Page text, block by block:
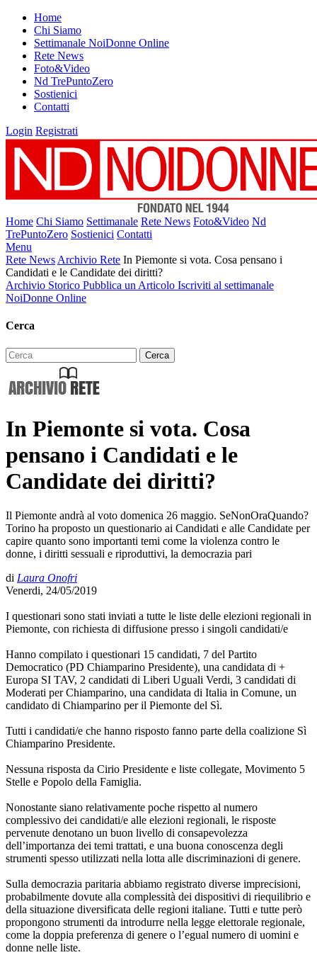
Home
Chi Siamo
Settimanale NoiDonne Online
Rete News
Foto&Video
Nd TrePuntoZero
Sostienici
Contatti
Login Registrati
Home Chi Siamo Settimanale Rete News Foto&Video Nd
TrePuntoZero Sostienici Contatti
Menu
Rete News Archivio Rete In Piemonte si vota. Cosa pensano i
Candidati e le Candidate dei diritti?
Archivio Storico Pubblica un Articolo Iscriviti al settimanale
NoiDonne Online
Cerca
In Piemonte si vota. Cosa
pensano i Candidati e le
Candidate dei diritti?
Il Piemonte andrà al voto domenica 26 maggio. SeNonOraQuando?
Torino ha proposto un questionario ai Candidati e alle Candidate per
capire quanto sono importanti temi come la violenza contro le
donne, i diritti sessuali e riproduttivi, la democrazia pari
di Laura Onofri
Venerdi, 24/05/2019
I questionari sono stati inviati a tutte le liste delle elezioni regionali in
Piemonte, con richiesta di diffusione presso i singoli candidati/e
Hanno compilato i questionari 15 candidati, 7 del Partito
Democratico (PD Chiamparino Presidente), una candidata di +
Europa SI TAV, 2 candidati di Liberi Uguali Verdi, 3 candidati di
Moderati per Chiamparino, una candidata di Italia in Comune, un
candidato di Chiamparino per il Piemonte del Sì.
Tutti i candidati/e che hanno risposto fanno parte della coalizione Sì
Chiamparino Presidente.
Nessuna risposta da Cirio Presidente e liste collegate, Movimento 5
Stelle e Popolo della Famiglia.
Nonostante siano relativamente poche rispetto al numero
complessivo dei candidati/e alle elezioni regionali, le risposte
pervenute denotano un buon livello di consapevolezza
dell’importanza dei temi trattati, e una buona conoscenza degli
strumenti spesso utilizzati nella lotta alle discriminazioni di genere.
Sulla democrazia paritaria abbiamo registrato diverse imprecisioni,
probabilmente dovute alla complessità dei dispositivi di riequilibrio e
della situazione diversificata delle regioni italiane. Tutti e tutte però
propongono strumenti da introdurre nella legge elettorale regionale,
come la doppia preferenza di genere o l’egual numero di uomini e
donne nelle liste.